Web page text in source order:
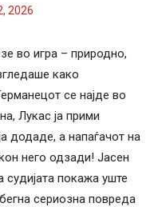
2026
во игра – природно,
како
се најде во
Лукас ја прими
додаде, а напаѓачот на
него одзади! Јасен
судијата покажа уште
сериозна повреда